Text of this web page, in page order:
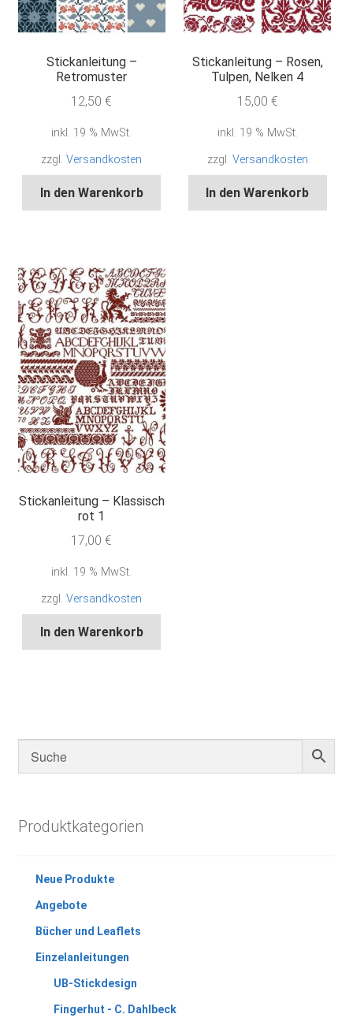
Stickanleitung –
Retromuster
12,50€
inkl. 19 % MwSt.
zzgl.Versandkosten
In den Warenkorb
Stickanleitung – Rosen,
Tulpen, Nelken 4
15,00 €
inkl. 19 % MwSt.
zzgl. Versandkosten
In den Warenkorb
Stickanleitung – Klassisch
rot 1
17,00€
inkl. 19 % MwSt.
zzgl.Versandkosten
In den Warenkorb
Produktkategorien
Neue Produkte
Angebote
Bücher und Leaflets
Einzelanleitungen
UB-Stickdesign
Fingerhut - C. Dahlbeck